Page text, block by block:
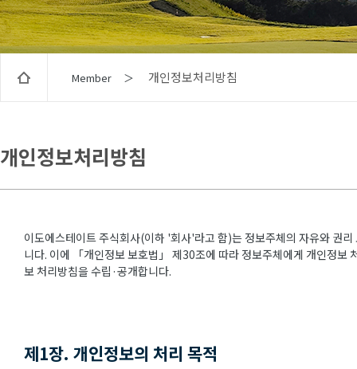
Member ＞ 개인정보처리방침
개인정보처리방침
이도에스테이트 주식회사(이하 '회사'라고 함)는 정보주체의 자유와 권
니다. 이에 「개인정보 보호법」 제30조에 따라 정보주체에게 개인정보
보 처리방침을 수립·공개합니다.
제1장. 개인정보의 처리 목적